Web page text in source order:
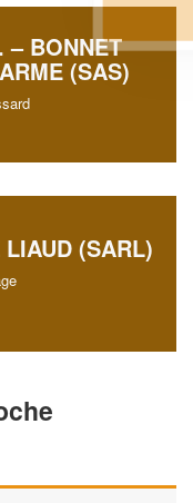
– BONNET
(SAS)
LIAUD (SARL)